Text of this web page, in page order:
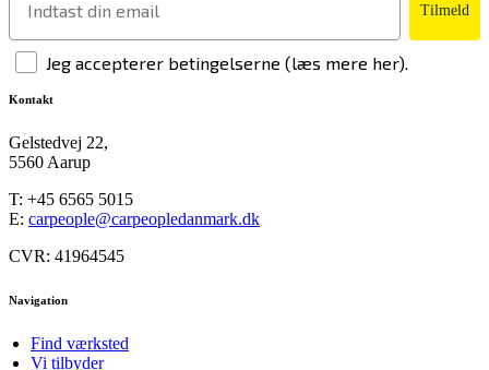
Tilmeld
Jeg accepterer betingelserne (læs mere her).
Kontakt
Gelstedvej 22,
5560 Aarup
T: +45 6565 5015
E: carpeople@carpeopledanmark.dk
CVR: 41964545
Navigation
Find værksted
Vi tilbyder